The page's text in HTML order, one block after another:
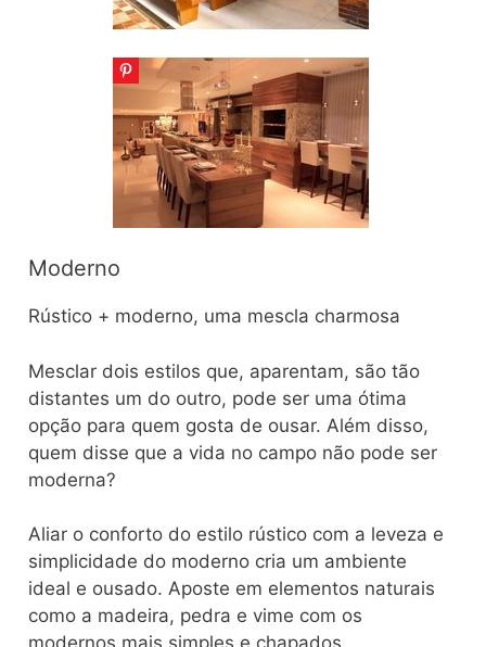
Moderno
Rústico + moderno, uma mescla charmosa
Mesclar dois estilos que, aparentam, são tão
distantes um do outro, pode ser uma ótima
opção para quem gosta de ousar. Além disso,
quem disse que a vida no campo não pode ser
moderna?
Aliar o conforto do estilo rústico com a leveza e
simplicidade do moderno cria um ambiente
ideal e ousado. Aposte em elementos naturais
como a madeira, pedra e vime com os